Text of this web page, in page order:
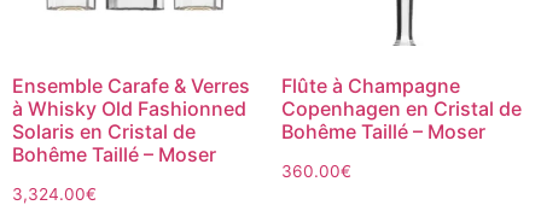
Ensemble Carafe & Verres
à Whisky Old Fashionned
Solaris en Cristal de
Bohême Taillé – Moser
3,324.00€
Flûte à Champagne
Copenhagen en Cristal de
Bohême Taillé – Moser
360.00€